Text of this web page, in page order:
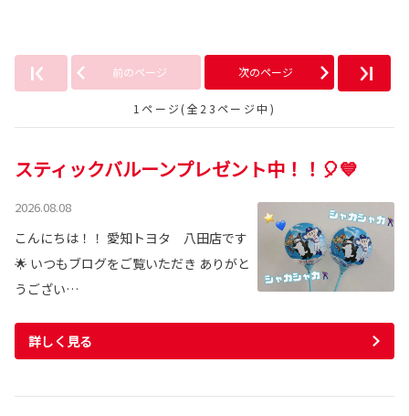
前のページ 次のページ
1ページ(全23ページ中)
スティックバルーンプレゼント中！！🎈💙
2026.08.08
こんにちは！！ 愛知トヨタ 八田店です
🌟 いつもブログをご覧いただき ありがと
うござい…
詳しく見る